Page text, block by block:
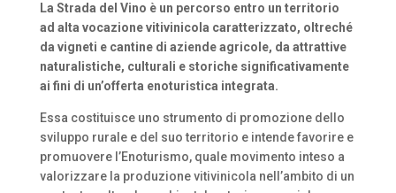
La Strada del Vino è un percorso entro un territorio
ad alta vocazione vitivinicola caratterizzato, oltreché
da vigneti e cantine di aziende agricole, da attrattive
naturalistiche, culturali e storiche significativamente
ai fini di un’offerta enoturistica integrata.
Essa costituisce uno strumento di promozione dello
sviluppo rurale e del suo territorio e intende favorire e
promuovere l’Enoturismo, quale movimento inteso a
valorizzare la produzione vitivinicola nell’ambito di un